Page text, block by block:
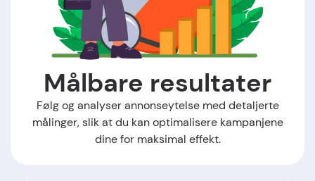
Målbare resultater
Følg og analyser annonseytelse med detaljerte
målinger, slik at du kan optimalisere kampanjene
dine for maksimal effekt.